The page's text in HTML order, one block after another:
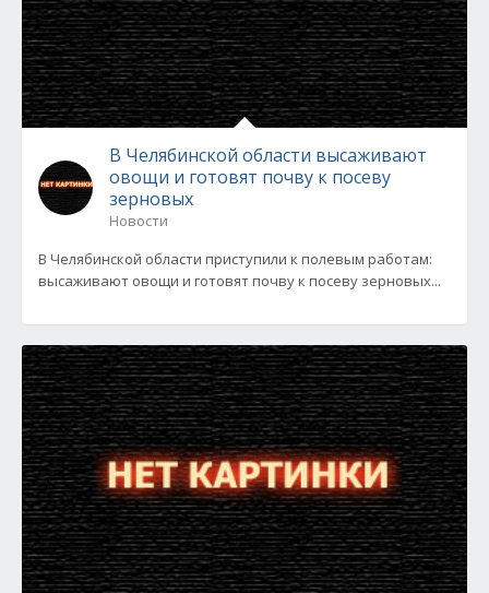
В Челябинской области высаживают
овощи и готовят почву к посеву
зерновых
Новости
В Челябинской области приступили к полевым работам:
высаживают овощи и готовят почву к посеву зерновых...